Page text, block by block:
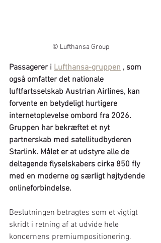
© Lufthansa Group
Passagerer i Lufthansa-gruppen , som
også omfatter det nationale
luftfartsselskab Austrian Airlines, kan
forvente en betydeligt hurtigere
internetoplevelse ombord fra 2026.
Gruppen har bekræftet et nyt
partnerskab med satellitudbyderen
Starlink. Målet er at udstyre alle de
deltagende flyselskabers cirka 850 fly
med en moderne og særligt højtydende
onlineforbindelse.
Beslutningen betragtes som et vigtigt
skridt i retning af at udvide hele
koncernens premiumpositionering.